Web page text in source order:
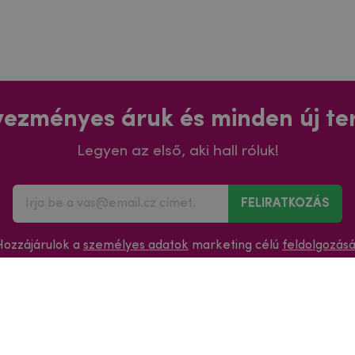
áruk és minden új
Legyen az első, aki hall róluk!
FELIRATKOZÁS
a személyes adatok marketing célú